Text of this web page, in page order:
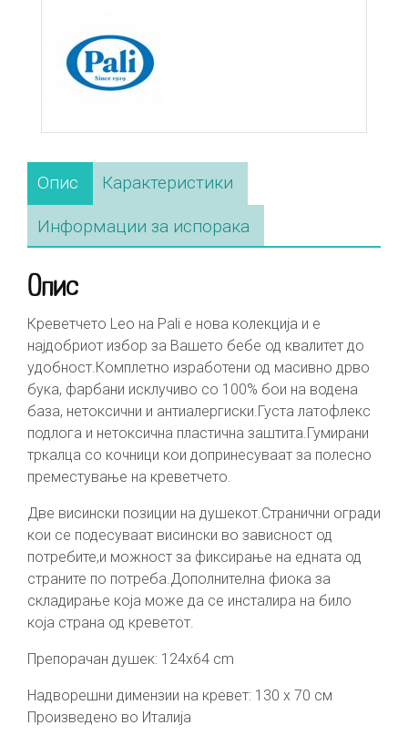
Опис Карактеристики
Информации за испорака
Опис
Креветчето Leo на Pali е нова колекција и е
најдобриот избор за Вашето бебе од квалитет до
удобност.Комплетно изработени од масивно дрво
бука, фарбани исклучиво со 100% бои на водена
база, нетоксични и антиалергиски.Густа латофлекс
подлога и нетоксична пластична заштита.Гумирани
тркалца со кочници кои допринесуваат за полесно
преместување на креветчето.
Две висински позиции на душекот.Странични огради
кои се подесуваат висински во зависност од
потребите,и можност за фиксирање на едната од
страните по потреба.Дополнителна фиока за
складирање која може да се инсталира на било
која страна од креветот.
Препорачан душек: 124х64 cm
Надворешни димензии на кревет: 130 х 70 см
Произведено во Италија